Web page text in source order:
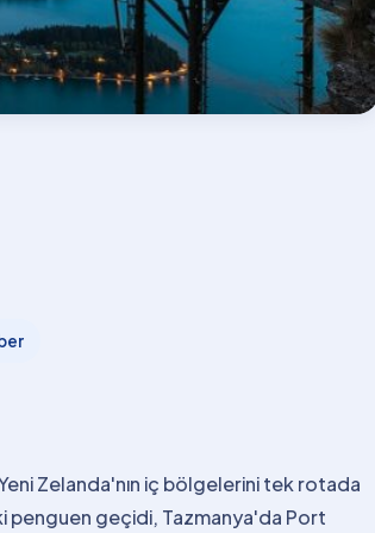
Zelanda'nın iç bölgelerini tek rotada
penguen geçidi, Tazmanya'da Port